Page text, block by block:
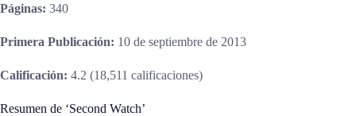
Páginas: 340
Primera Publicación: 10 de septiembre de 2013
Calificación: 4.2 (18,511 calificaciones)
Resumen de ‘Second Watch’